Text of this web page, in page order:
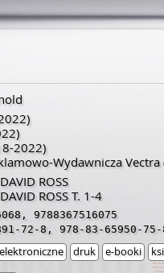
2022)
Wydawnicza Vectra
ROSS
ROSS T. 1-4
, 9788367516075
72-8, 978-83-65950-75-
druk e-booki